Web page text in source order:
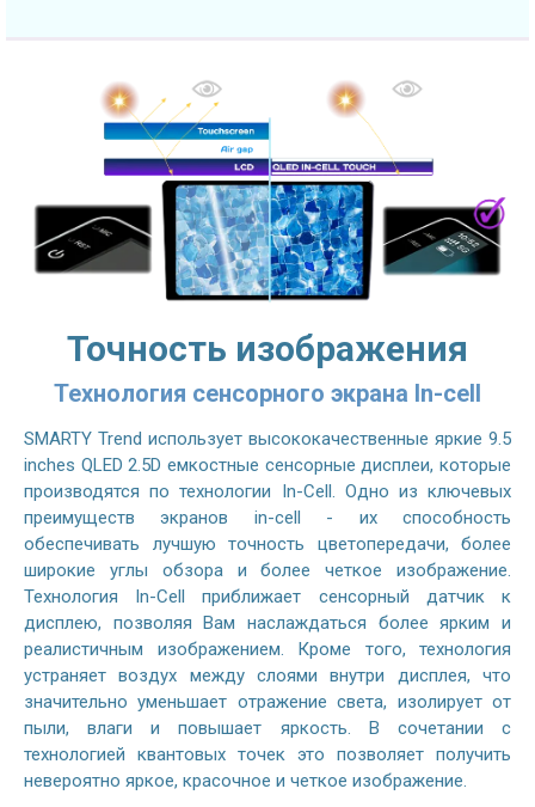
Точность изображения
Технология сенсорного экрана In-cell
SMARTY Trend использует высококачественные яркие 9.5
inches QLED 2.5D емкостные сенсорные дисплеи, которые
производятся по технологии In-Cell. Одно из ключевых
преимуществ экранов in-cell - их способность
обеспечивать лучшую точность цветопередачи, более
широкие углы обзора и более четкое изображение.
Технология In-Cell приближает сенсорный датчик к
дисплею, позволяя Вам наслаждаться более ярким и
реалистичным изображением. Кроме того, технология
устраняет воздух между слоями внутри дисплея, что
значительно уменьшает отражение света, изолирует от
пыли, влаги и повышает яркость. В сочетании с
технологией квантовых точек это позволяет получить
невероятно яркое, красочное и четкое изображение.